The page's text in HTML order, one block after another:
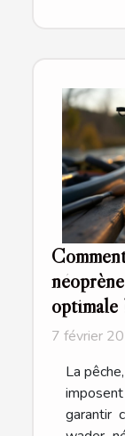
optimale
7 février
La
garantir